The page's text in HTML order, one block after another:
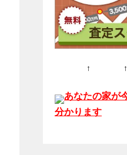
↑
あなたの家が
分かります